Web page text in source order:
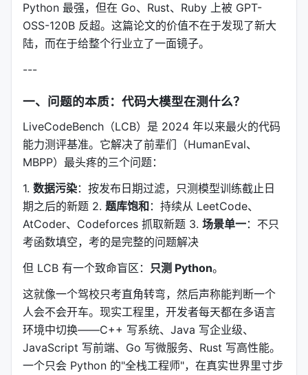
Python 最强，但在 Go、Rust、Ruby 上被 GPT-
OSS-120B 反超。这篇论文的价值不在于发现了新大
陆，而在于给整个行业立了一面镜子。
---
一、问题的本质：代码大模型在测什么？
LiveCodeBench（LCB）是 2024 年以来最火的代码
能力测评基准。它解决了前辈们（HumanEval、
MBPP）最头疼的三个问题：
1. 数据污染：按发布日期过滤，只测模型训练截止日
期之后的新题 2. 题库饱和 ：持续从 LeetCode、
AtCoder、Codeforces 抓取新题 3. 场景单一：不只
考函数填空，考的是完整的问题解决
但 LCB 有一个致命盲区： 只测 Python。
这就像一个驾校只考直角转弯，然后声称能判断一个
人会不会开车。现实工程里，开发者每天都在多语言
环境中切换——C++ 写系统、Java 写企业级、
JavaScript 写前端、Go 写微服务、Rust 写高性能。
一个只会 Python 的"全栈工程师"，在真实世界里寸步